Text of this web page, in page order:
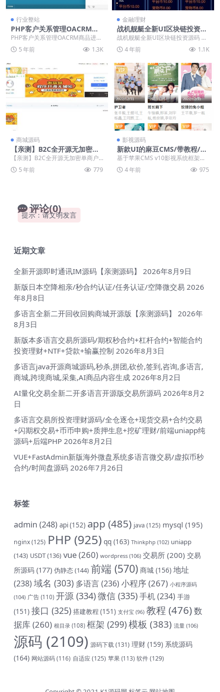
行业整站
PHP客户关系管理OACRM商
品进销存销售管理合同订单库
PHP客户关系管理OACRM商品进销
存销售管理合同订单库存财务管理
跟单源码 演示...
5 年前 1.3K
金融理财
战机舰艇全新UI区块链投资源
码
战机舰艇全新UI区块链投资源码 测
试环境 php7.0+ng+redis+云数据...
4 年前 1.1K
VIP
商城源码
【亲测】B2C全开源无加密单
商户商城源码可二开双端自适
应
【亲测】B2C全开源无加密单商户
商城源码可二开双端自适应 全开源
的B2C商城，单...
5 年前 779
VIP
影视源码
新款UI的麻豆CMS/带教程/支
付已接
基于苹果CMS v10影视系统框架开
发的前端模板，带会员中心，可设
置试看付费观看...
4 年前 975
评论(0)
提示：请文明发言
近期文章
全新开源即时通讯IM源码【亲测源码】
2026年8月9日
新版日本空降相亲/秒合约认证/任务认证/空降微交易 2026
年8月8日
多语言全新二开回收回购商城开源版【亲测源码】
2026年
8月3日
新版本多语言交易所源码/期权秒合约+杠杆合约+智能合约
投资理财+NTF+贷款+输赢控制 2026年8月3日
多语言java开源商城源码,秒杀,拼团,砍价,签到,咨询,多语言,
商城,跨境商城,采集,AI商品内容生成 2026年8月2日
AI量化交易全新二开多语言开源版交易所源码 2026年8月2
日
多语言交易所投资理财源码/全仓逐仓+现货交易+合约交易
+闪期权交易+币币申购+质押生息+挖矿理财/前端uniapp纯
源码+后端PHP 2026年8月2日
VUE+FastAdmin新版海外微盘系统多语言微交易/虚拟币秒
合约/时间盘源码 2026年7月26日
标签
admin (248) api(152) app (485) java (125) mysql (195)
nginx(125) PHP (925) qq (163) Thinkphp (102) uniapp
(143) USDT(136) vue(260) wordpress (106) 交易所 (200) 交易
所源码 (177) 伪静态(144) 前端 (570) 商城 (156) 地址
(238)域名 (303) 多语言(236) 小程序(267) 小程序源码
(104) 广告 (110) 开源 (334)微信 (335)手机(234) 手游
(151) 接口 (325) 搭建教程 (151) 支付宝 (96) 教程 (476)数
据库(260) 根目录 (108) 框架 (299)模板 (383) 流量 (106)
源码 (2109) 源码下载(131) 理财 (159) 系统源码
(164) 网站源码(116) 自适应(125) 苹果 (113) 软件(129)